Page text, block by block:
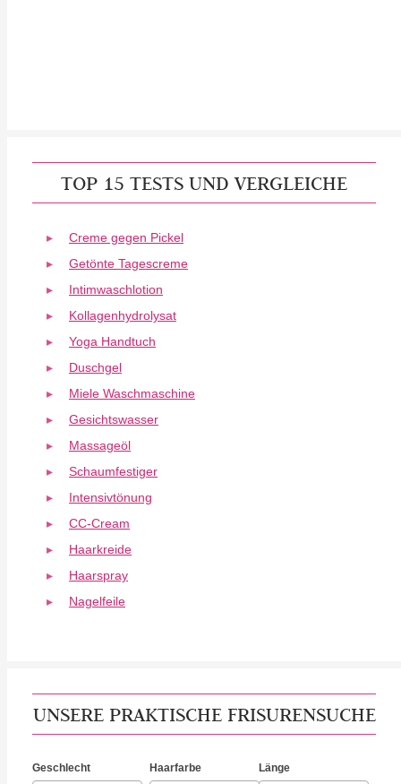
TOP 15 TESTS UND VERGLEICHE
Creme gegen Pickel
Getönte Tagescreme
Intimwaschlotion
Kollagenhydrolysat
Yoga Handtuch
Duschgel
Miele Waschmaschine
Gesichtswasser
Massageöl
Schaumfestiger
Intensivtönung
CC-Cream
Haarkreide
Haarspray
Nagelfeile
UNSERE PRAKTISCHE FRISURENSUCHE
Geschlecht Haarfarbe Länge